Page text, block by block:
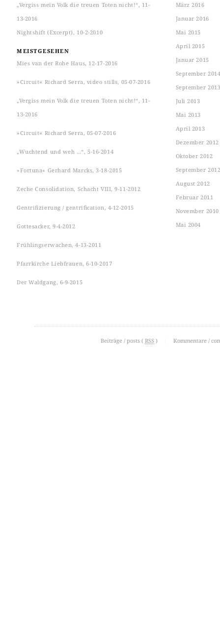
„Vergiss mein Volk die treuen Toten nicht!“, 11-
13-2016
Nightshift (Excerpt), 10-2-2010
MEISTGESEHEN
Mies van der Rohe Haus, 12-17-2016
»Circuit« Richard Serra, video stills, 05-07-2016
„Vergiss mein Volk die treuen Toten nicht!“, 11-
13-2016
»Circuit« Richard Serra, 05-07-2016
„Wuchtend und weh …“, 5-16-2014
»Fortuna« Gerhard Marcks, 3-18-2015
Zeche Consolidation, Schacht VIII, 9-11-2012
Gentrifizierung / gentrification, 4-12-2015
Gottesacker, 9-4-2012
Frühlingserwachen, 4-13-2011
Pfarrkirche Liebfrauen, 6-10-2017
Der Waldgang, 6-9-2015
März 2016
Januar 2016
Mai 2015
April 2015
Januar 2015
September
September
Juli 2013
Mai 2013
April 2013
Dezember 2012
Oktober 2012
September
August 2012
Februar 2011
November 2010
Mai 2004
Beiträge / posts ( RSS ) Kommentare /